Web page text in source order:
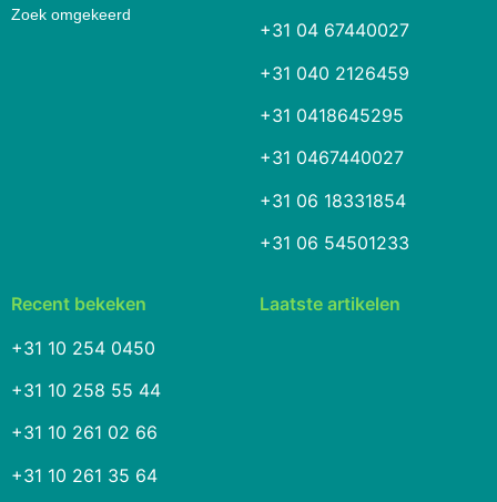
Zoek omgekeerd
+31 04 67440027
+31 040 2126459
+31 0418645295
+31 0467440027
+31 06 18331854
+31 06 54501233
Recent bekeken
+31 10 254 0450
+31 10 258 55 44
+31 10 261 02 66
+31 10 261 35 64
Laatste artikelen